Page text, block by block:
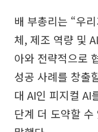
배 부총리는 “우
체, 제조 역량 및
아와 전략적으로
성공 사례를 창출
대 AI인 피지컬 AI
단계 더 도약할